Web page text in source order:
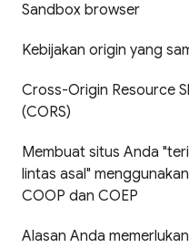
Sandbox browser
Kebijakan origin yang
Cross-Origin Resource
(CORS)
Membuat situs Anda
lintas asal" menggunakan
COOP dan COEP
Alasan Anda memerlukan